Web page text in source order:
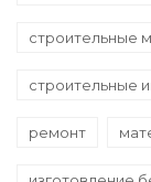
строительные
строительные
ремонт